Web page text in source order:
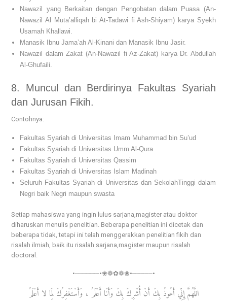
Nawazil yang Berkaitan dengan Pengobatan dalam Puasa (An-
Nawazil Al Muta’alliqah bi At-Tadawi fi Ash-Shiyam) karya Syekh
Usamah Khallawi.
Manasik Ibnu Jama’ah Al-Kinani dan Manasik Ibnu Jasir.
Nawazil dalam Zakat (An-Nawazil fi Az-Zakat) karya Dr. Abdullah
Al-Ghufaili.
8. Muncul dan Berdirinya Fakultas Syariah
dan Jurusan Fikih.
Contohnya:
Fakultas Syariah di Universitas Imam Muhammad bin Su’ud
Fakultas Syariah di Universitas Umm Al-Qura
Fakultas Syariah di Universitas Qassim
Fakultas Syariah di Universitas Islam Madinah
Seluruh Fakultas Syariah di Universitas dan SekolahTinggi dalam
Negri baik Negri maupun swasta
Setiap mahasiswa yang ingin lulus sarjana,magister atau doktor
diharuskan menulis penelitian. Beberapa penelitian ini dicetak dan
beberapa tidak, tetapi ini telah menggerakkan penelitian fikih dan
risalah ilmiah, baik itu risalah sarjana,magister maupun risalah
doctoral.
•┈┈┈┈┈┈•❀❁✿❁❀•┈┈┈┈┈•
اللَّهُمَّ إِنِّي أَعُوذُ بِكَ أَنْ أُشْرِكَ بِكَ وَأَنَا أَعْلَمُ ، وَأَسْتَغْفِرُكَ لِمَا لا أَعْلَمُ